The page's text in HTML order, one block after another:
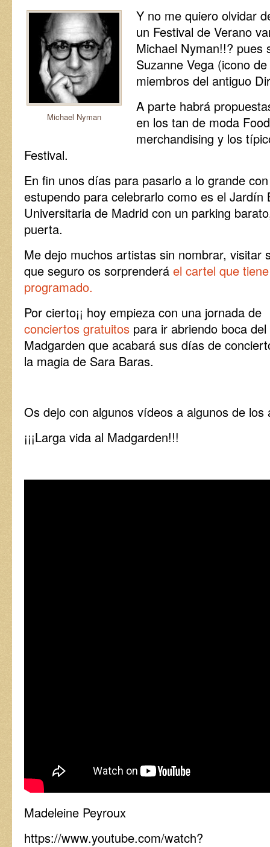
Michael Nyman
Y no me quiero olvidar
un Festival de Verano
Michael Nyman!!?
Suzanne Vega (icono
miembros del antiguo
A parte habrá
en los tan de moda
merchandising y los
Festival.
En fin unos días para pasarlo a lo grande
estupendo para celebrarlo como es el Jardín
Universitaria de Madrid con un parking
puerta.
Me dejo muchos artistas sin nombrar, visitar
que seguro os sorprenderá el cartel que tiene
programado.
Por cierto¡¡ hoy empieza con una jornada de
conciertos gratuitos para ir abriendo boca del
Madgarden que acabará sus días de
la magia de Sara Baras.
Os dejo con algunos vídeos a algunos de los
¡¡¡Larga vida al Madgarden!!!
Madeleine Peyroux
https://www.youtube.com/watch?